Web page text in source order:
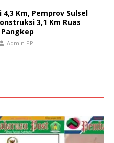
4,3 Km, Pemprov Sulsel
3,1 Km Ruas
Admin PP